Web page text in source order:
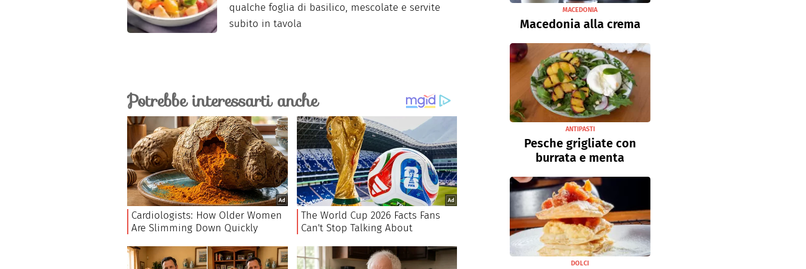
qualche foglia di basilico, mescolate e servite
subito in tavola
MACEDONIA
Macedonia alla crema
ANTIPASTI
Pesche grigliate con
burrata e menta
DOLCI